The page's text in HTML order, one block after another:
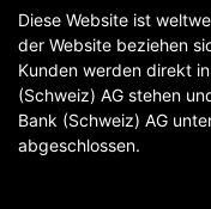
Diese Website ist
der Website beziehen
Kunden werden direkt
(Schweiz) AG stehen
Bank (Schweiz) AG
abgeschlossen.